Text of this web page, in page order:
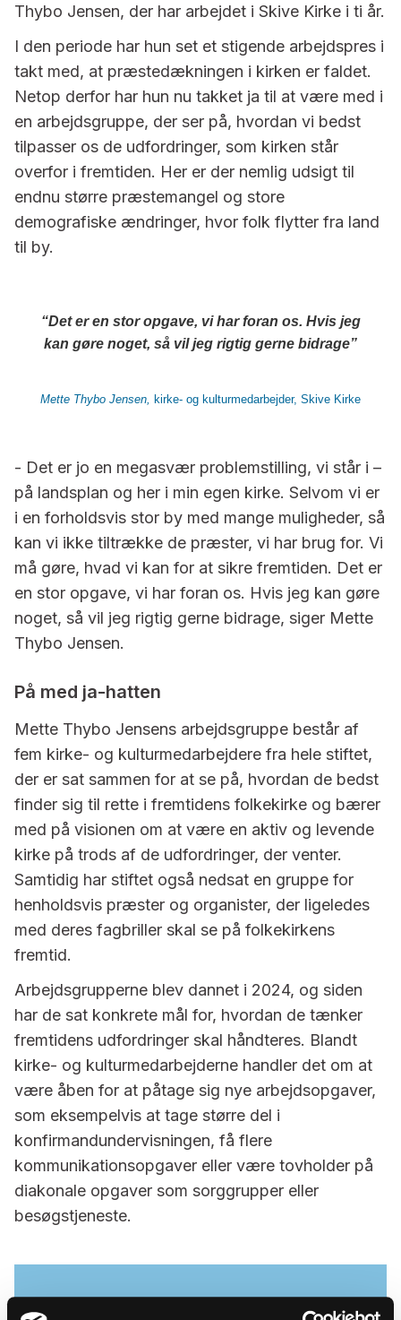
Thybo Jensen, der har arbejdet i Skive Kirke i ti år.
I den periode har hun set et stigende arbejdspres i
takt med, at præstedækningen i kirken er faldet.
Netop derfor har hun nu takket ja til at være med i
en arbejdsgruppe, der ser på, hvordan vi bedst
tilpasser os de udfordringer, som kirken står
overfor i fremtiden. Her er der nemlig udsigt til
endnu større præstemangel og store
demografiske ændringer, hvor folk flytter fra land
til by.
Det er en stor opgave, vi har foran os. Hvis jeg
kan gøre noget, så vil jeg rigtig gerne bidrage
Mette Thybo Jensen, kirke- og kulturmedarbejder, Skive Kirke
- Det er jo en megasvær problemstilling, vi står i –
på landsplan og her i min egen kirke. Selvom vi er
i en forholdsvis stor by med mange muligheder, så
kan vi ikke tiltrække de præster, vi har brug for. Vi
må gøre, hvad vi kan for at sikre fremtiden. Det er
en stor opgave, vi har foran os. Hvis jeg kan gøre
noget, så vil jeg rigtig gerne bidrage, siger Mette
Thybo Jensen.
På med ja-hatten
Mette Thybo Jensens arbejdsgruppe består af
fem kirke- og kulturmedarbejdere fra hele stiftet,
der er sat sammen for at se på, hvordan de bedst
finder sig til rette i fremtidens folkekirke og bærer
med på visionen om at være en aktiv og levende
kirke på trods af de udfordringer, der venter.
Samtidig har stiftet også nedsat en gruppe for
henholdsvis præster og organister, der ligeledes
med deres fagbriller skal se på folkekirkens
fremtid.
Arbejdsgrupperne blev dannet i 2024, og siden
har de sat konkrete mål for, hvordan de tænker
fremtidens udfordringer skal håndteres. Blandt
kirke- og kulturmedarbejderne handler det om at
være åben for at påtage sig nye arbejdsopgaver,
som eksempelvis at tage større del i
konfirmandundervisningen, få flere
kommunikationsopgaver eller være tovholder på
diakonale opgaver som sorggrupper eller
besøgstjeneste.